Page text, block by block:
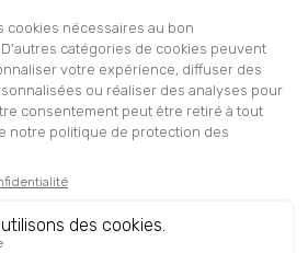
politika
baldintza orokorrak
vos préférences en matière de